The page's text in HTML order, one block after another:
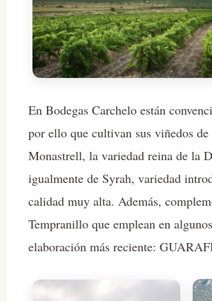
En Bodegas Carchelo están
por ello que cultivan sus viñedos
Monastrell, la variedad reina de la
igualmente de Syrah, variedad
calidad muy alta. Además,
Tempranillo que emplean en
elaboración más reciente: